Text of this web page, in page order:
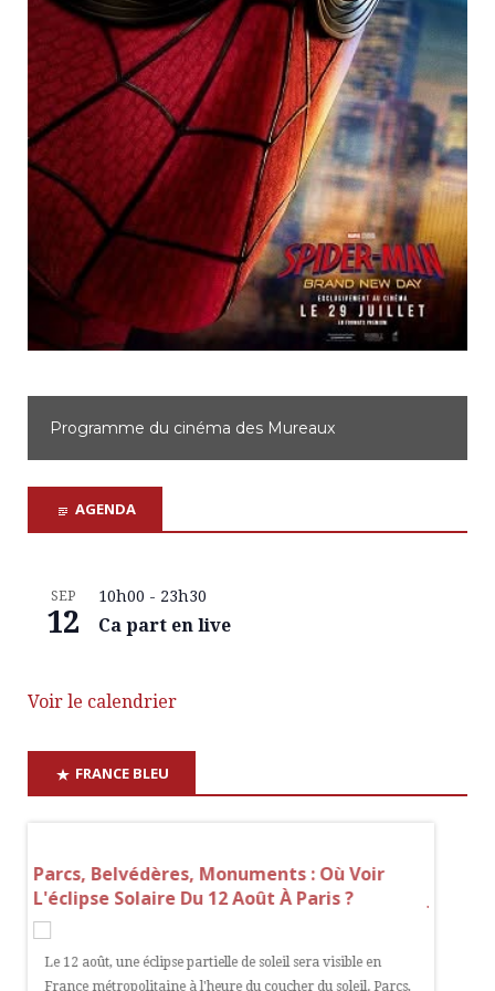
Programme du cinéma des Mureaux
AGENDA
SEP
12
10h00 - 23h30
Ca part en live
Voir le calendrier
FRANCE BLEU
Parcs, Belvédères, Monuments : Où Voir
L'éclipse Solaire Du 12 Août À Paris ?
Le 12 août, une éclipse partielle de soleil sera visible en
France métropolitaine à l'heure du coucher du soleil. Parcs,